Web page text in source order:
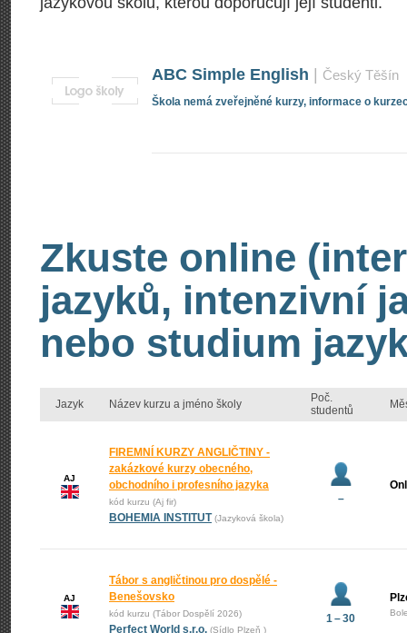
ABC Simple English Český Těšín
Škola nemá zveřejněné kurzy, informace o
Zkuste online
jazyků, intenzivní
nebo studium
Jazyk Název kurzu a jméno školy
Poč.
studentů
AJ
FIREMNÍ KURZY ANGLIČTINY -
zakázkové kurzy obecného,
obchodního i profesního jazyka
kód kurzu (Aj fir)
BOHEMIA INSTITUT (Jazyková škola)
–
AJ
Tábor s angličtinou pro dospělé -
Benešovsko
kód kurzu (Tábor Dospělí 2026)
Perfect World s.r.o. (Sídlo Plzeň )
1 – 30